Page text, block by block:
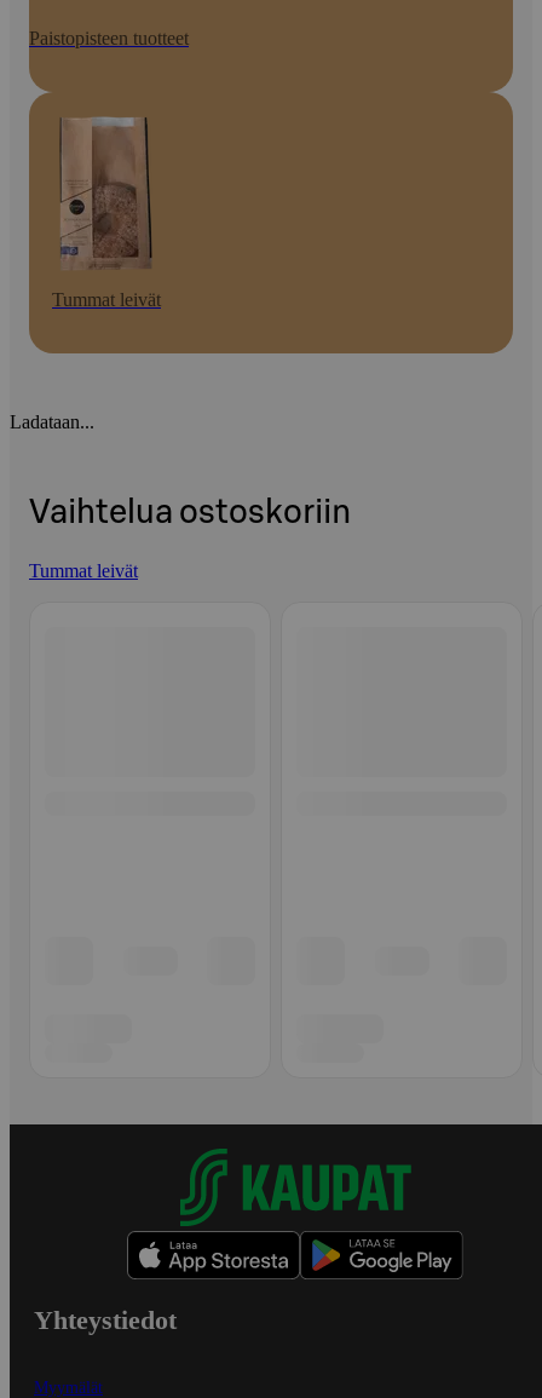
Paistopisteen tuotteet
Tummat leivät
Ladataan...
Vaihtelua ostoskoriin
Tummat leivät
Yhteystiedot
Myymälät